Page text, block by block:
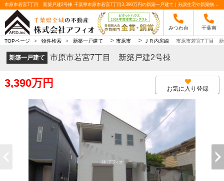
市原市若宮7丁目 新築戸建2号棟 千葉県市原市若宮7丁目3,390万円の新築一戸建て｜分譲住宅や新築物件｜株式会社アフィオ
みつわ台 千葉南
TOPページ > 物件検索 > 新築一戸建て > 市原市 > ＪＲ内房線 市原市若宮7丁目 新
新築一戸建て 市原市若宮7丁目 新築戸建2号棟
3,390万円 お気に入り登録